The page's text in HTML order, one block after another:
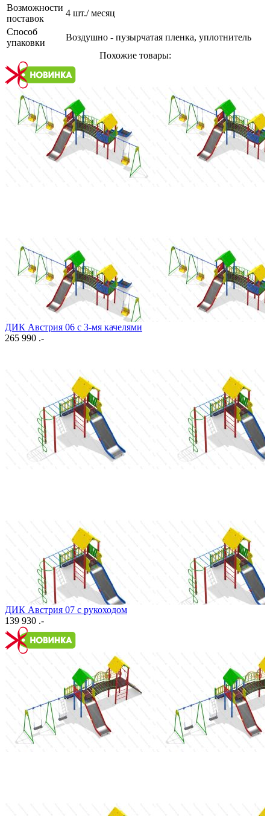
Возможности
поставок
4 шт./ месяц
Способ
упаковки
Воздушно - пузырчатая пленка, уплотнитель
Похожие товары:
ДИК Австрия 06 с 3-мя качелями
265 990 .-
ДИК Австрия 07 с рукоходом
139 930 .-